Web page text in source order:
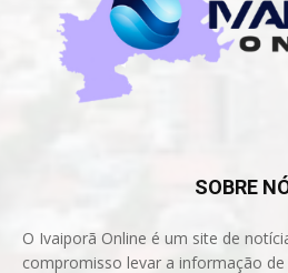
SOBRE
O Ivaiporã Online é um site de
compromisso levar a informação